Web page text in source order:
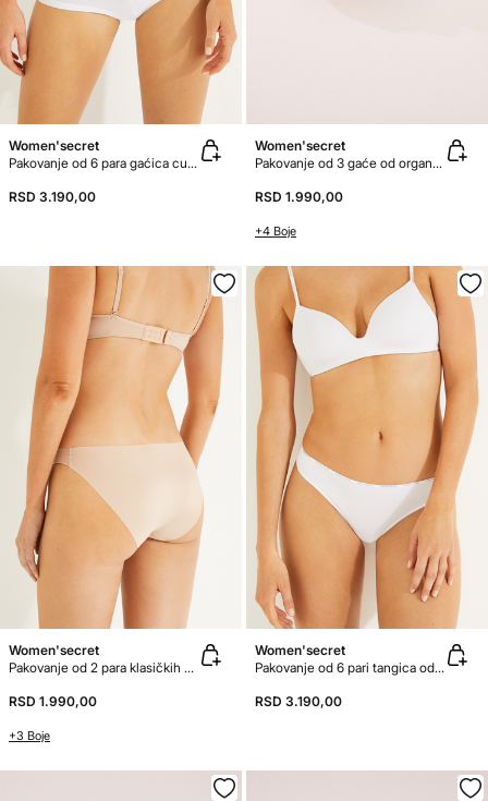
Women'secret
Pakovanje od 6 para gaćica culotte od organskog pamuka
RSD 3.190,00
Women'secret
Pakovanje od 3 gaće od organski pamuk
RSD 1.990,00
+4 Boje
Women'secret
Pakovanje od 2 para klasičkih gaćica od mikrovlakna
RSD 1.990,00
+3 Boje
Women'secret
Pakovanje od 6 pari tangica od organskog pamuka
RSD 3.190,00